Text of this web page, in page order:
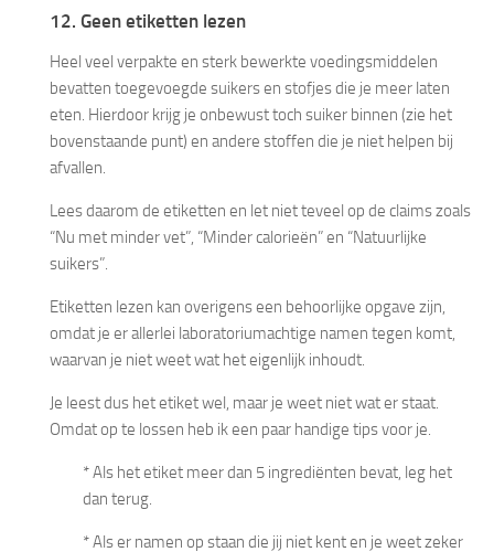
12. Geen etiketten lezen
Heel veel verpakte en sterk bewerkte voedingsmiddelen
bevatten toegevoegde suikers en stofjes die je meer laten
eten. Hierdoor krijg je onbewust toch suiker binnen (zie het
bovenstaande punt) en andere stoffen die je niet helpen bij
afvallen.
Lees daarom de etiketten en let niet teveel op de claims zoals
“Nu met minder vet”, “Minder calorieën” en “Natuurlijke
suikers”.
Etiketten lezen kan overigens een behoorlijke opgave zijn,
omdat je er allerlei laboratoriumachtige namen tegen komt,
waarvan je niet weet wat het eigenlijk inhoudt.
Je leest dus het etiket wel, maar je weet niet wat er staat.
Omdat op te lossen heb ik een paar handige tips voor je.
* Als het etiket meer dan 5 ingrediënten bevat, leg het
dan terug.
* Als er namen op staan die jij niet kent en je weet zeker